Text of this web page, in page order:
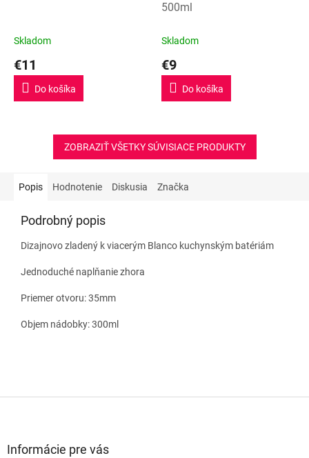
Skladom
€11
Do košíka
500ml
Skladom
€9
Do košíka
ZOBRAZIŤ VŠETKY SÚVISIACE PRODUKTY
Popis Hodnotenie Diskusia Značka
Podrobný popis
Dizajnovo zladený k viacerým Blanco kuchynským batériám
Jednoduché naplňanie zhora
Priemer otvoru: 35mm
Objem nádobky: 300ml
Informácie pre vás